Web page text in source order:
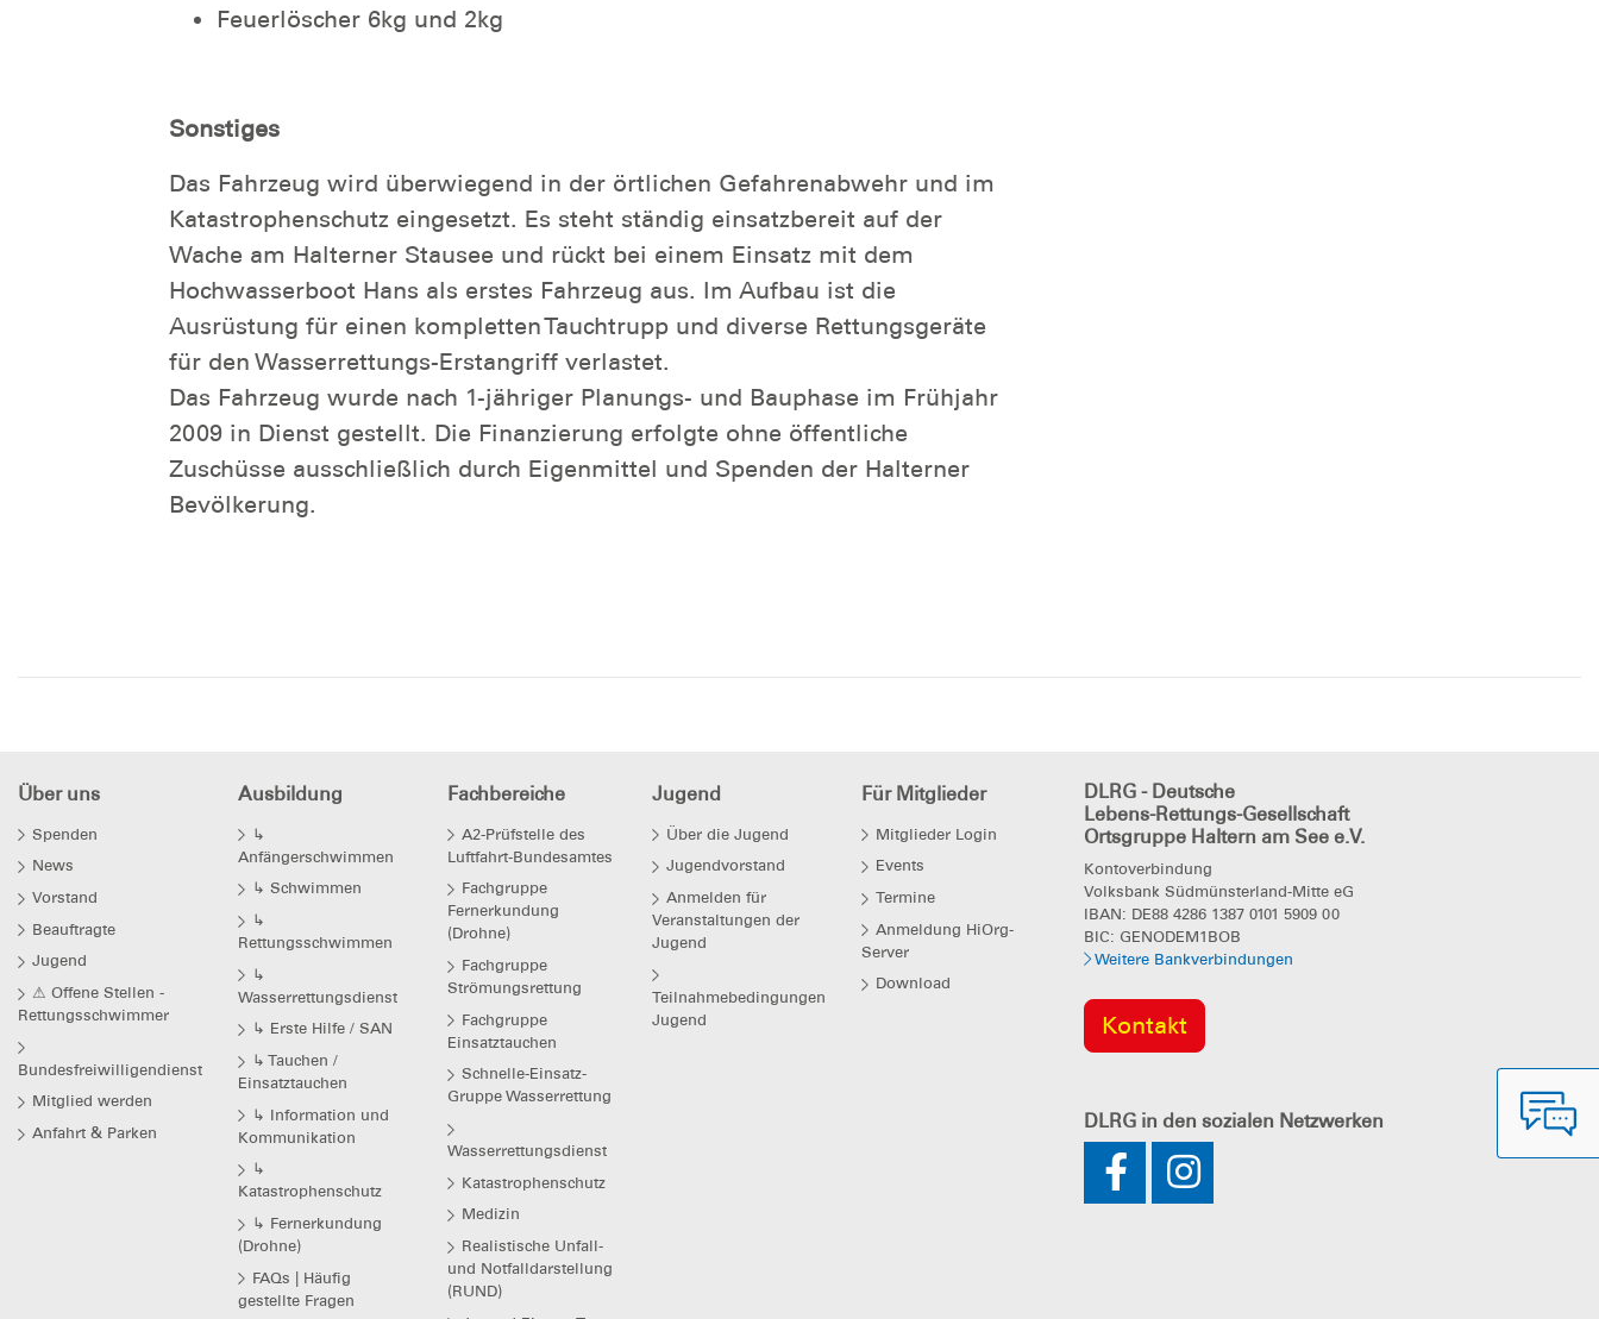
Feuerlöscher 6kg und 2kg
Sonstiges
Das Fahrzeug wird überwiegend in der örtlichen Gefahrenabwehr und im
Katastrophenschutz eingesetzt. Es steht ständig einsatzbereit auf der
Wache am Halterner Stausee und rückt bei einem Einsatz mit dem
Hochwasserboot Hans als erstes Fahrzeug aus. Im Aufbau ist die
Ausrüstung für einen kompletten Tauchtrupp und diverse Rettungsgeräte
für den Wasserrettungs-Erstangriff verlastet.
Das Fahrzeug wurde nach 1-jähriger Planungs- und Bauphase im Frühjahr
2009 in Dienst gestellt. Die Finanzierung erfolgte ohne öffentliche
Zuschüsse ausschließlich durch Eigenmittel und Spenden der Halterner
Bevölkerung.
Über uns
Spenden
News
Vorstand
Beauftragte
Jugend
⚠ Offene Stellen -
Rettungsschwimmer
Bundesfreiwilligendienst
Mitglied werden
Anfahrt & Parken
Ausbildung
↳
Anfängerschwimmen
↳ Schwimmen
↳
Rettungsschwimmen
↳
Wasserrettungsdienst
↳ Erste Hilfe / SAN
↳ Tauchen /
Einsatztauchen
↳ Information und
Kommunikation
↳
Katastrophenschutz
↳ Fernerkundung
(Drohne)
FAQs | Häufig
gestellte Fragen
Fachbereiche
A2-Prüfstelle des
Luftfahrt-Bundesamtes
Fachgruppe
Fernerkundung
(Drohne)
Fachgruppe
Strömungsrettung
Fachgruppe
Einsatztauchen
Schnelle-Einsatz-
Gruppe Wasserrettung
Wasserrettungsdienst
Katastrophenschutz
Medizin
Realistische Unfall-
und Notfalldarstellung
(RUND)
Jugend
Über die Jugend
Jugendvorstand
Anmelden für
Veranstaltungen der
Jugend
Teilnahmebedingungen
Jugend
Für Mitglieder
Mitglieder Login
Events
Termine
Anmeldung HiOrg-
Server
Download
DLRG - Deutsche
Lebens-Rettungs-Gesellschaft
Ortsgruppe Haltern am See e.V.
Kontoverbindung
Volksbank Südmünsterland-Mitte eG
IBAN: DE88 4286 1387 0101 5909 00
BIC: GENODEM1BOB
Weitere Bankverbindungen
Kontakt
DLRG in den sozialen Netzwerken